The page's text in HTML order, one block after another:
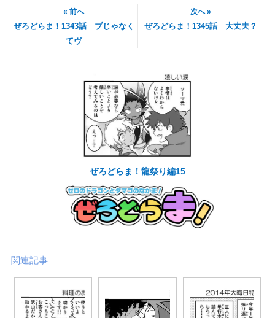
« 前へ
ぜろどらま！1343話 ブじゃなく
てヴ
次へ »
ぜろどらま！1345話 大丈夫？
ぜろどらま！龍祭り編15
関連記事